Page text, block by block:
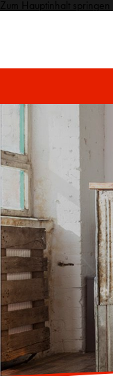
Zum Hauptinhalt springen